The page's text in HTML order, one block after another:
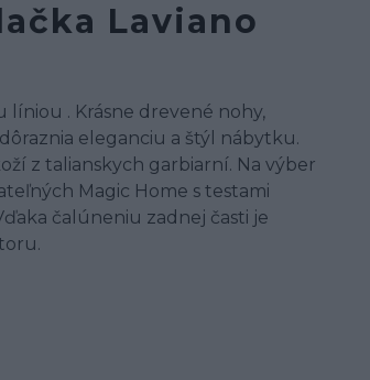
Laviano
líniou . Krásne drevené nohy,
eleganciu a štýl nábytku.
z talianskych garbiarní. Na výber
Magic Home s testami
čalúneniu zadnej časti je